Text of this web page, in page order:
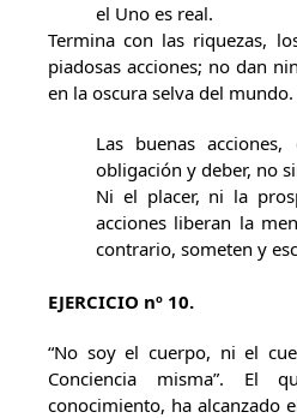
el Uno es real.
Termina con las riquezas,
piadosas acciones; no dan
en la oscura selva del mundo.
Las buenas
obligación y deber, no
Ni el placer, ni la
acciones liberan la
contrario, someten y
EJERCICIO nº 10.
“No soy el cuerpo, ni el
Conciencia misma”. El
conocimiento, ha alcanzado